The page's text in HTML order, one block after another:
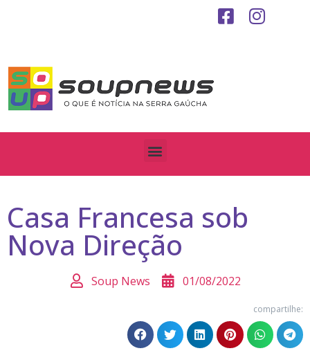
Casa Francesa sob
Nova Direção
Soup News 01/08/2022
compartilhe: